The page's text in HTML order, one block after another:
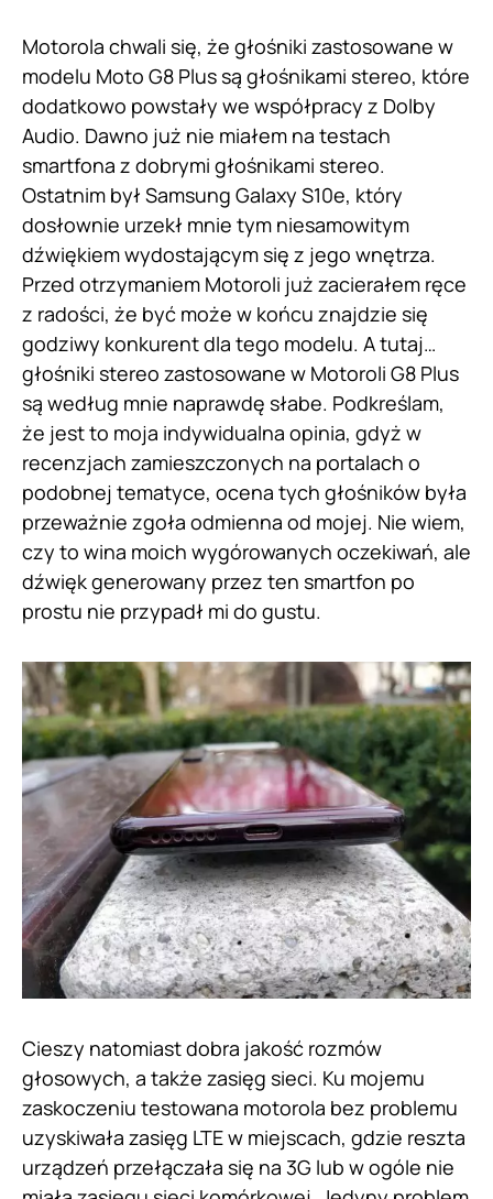
Motorola chwali się, że głośniki zastosowane w
modelu Moto G8 Plus są głośnikami stereo, które
dodatkowo powstały we współpracy z Dolby
Audio. Dawno już nie miałem na testach
smartfona z dobrymi głośnikami stereo.
Ostatnim był Samsung Galaxy S10e, który
dosłownie urzekł mnie tym niesamowitym
dźwiękiem wydostającym się z jego wnętrza.
Przed otrzymaniem Motoroli już zacierałem ręce
z radości, że być może w końcu znajdzie się
godziwy konkurent dla tego modelu. A tutaj…
głośniki stereo zastosowane w Motoroli G8 Plus
są według mnie naprawdę słabe. Podkreślam,
że jest to moja indywidualna opinia, gdyż w
recenzjach zamieszczonych na portalach o
podobnej tematyce, ocena tych głośników była
przeważnie zgoła odmienna od mojej. Nie wiem,
czy to wina moich wygórowanych oczekiwań, ale
dźwięk generowany przez ten smartfon po
prostu nie przypadł mi do gustu.
Cieszy natomiast dobra jakość rozmów
głosowych, a także zasięg sieci. Ku mojemu
zaskoczeniu testowana motorola bez problemu
uzyskiwała zasięg LTE w miejscach, gdzie reszta
urządzeń przełączała się na 3G lub w ogóle nie